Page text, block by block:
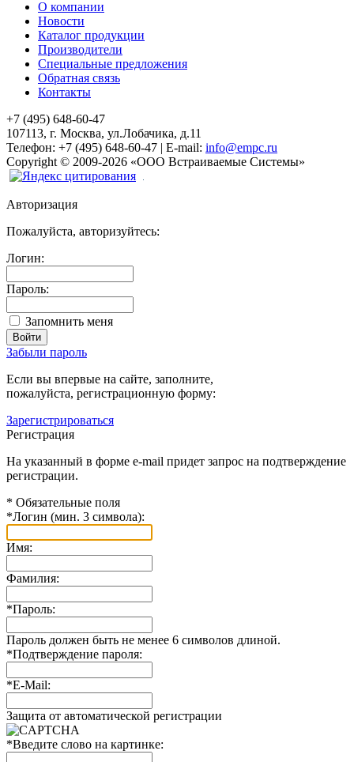
О компании
Новости
Каталог продукции
Производители
Специальные предложения
Обратная связь
Контакты
+7 (495) 648-60-47
107113, г. Москва, ул.Лобачика, д.11
Телефон: +7 (495) 648-60-47 | E-mail: info@empc.ru
Copyright © 2009-2026 «ООО Встраиваемые Системы»
Авторизация
Пожалуйста, авторизуйтесь:
Логин:
Пароль:
Запомнить меня
Забыли пароль
Если вы впервые на сайте, заполните,
пожалуйста, регистрационную форму:
Зарегистрироваться
Регистрация
На указанный в форме e-mail придет запрос на подтверждение
регистрации.
* Обязательные поля
*Логин (мин. 3 символа):
Имя:
Фамилия:
*Пароль:
Пароль должен быть не менее 6 символов длиной.
*Подтверждение пароля:
*E-Mail:
Защита от автоматической регистрации
*Введите слово на картинке: